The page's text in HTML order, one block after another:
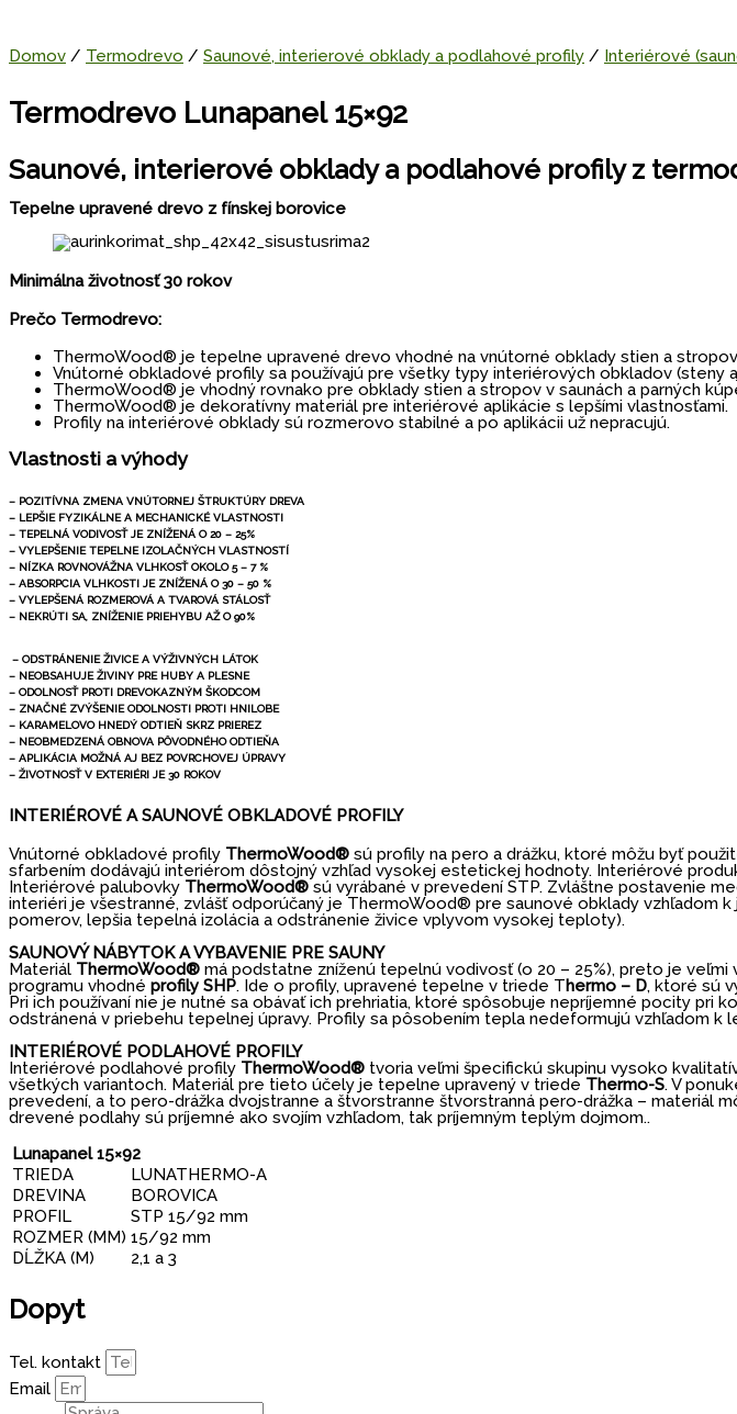
Domov / Termodrevo / Saunové, interierové obklady a podlahové profily / Interiérové
Termodrevo Lunapanel 15×92
Saunové, interierové obklady a podlahové profily z
Tepelne upravené drevo z fínskej borovice
Minimálna životnosť 30 rokov
Prečo Termodrevo:
ThermoWood® je tepelne upravené drevo vhodné na vnútorné obklady stien a
Vnútorné obkladové profily sa používajú pre všetky typy interiérových obkladov (steny
ThermoWood® je vhodný rovnako pre obklady stien a stropov v saunách a parných
ThermoWood® je dekoratívny materiál pre interiérové aplikácie s lepšími vlastnosťami.
Profily na interiérové obklady sú rozmerovo stabilné a po aplikácii už nepracujú.
Vlastnosti a výhody
– POZITÍVNA ZMENA VNÚTORNEJ ŠTRUKTÚRY DREVA
– LEPŠIE FYZIKÁLNE A MECHANICKÉ VLASTNOSTI
– TEPELNÁ VODIVOSŤ JE ZNÍŽENÁ O 20 – 25%
– VYLEPŠENIE TEPELNE IZOLAČNÝCH VLASTNOSTÍ
– NÍZKA ROVNOVÁŽNA VLHKOSŤ OKOLO 5 – 7 %
– ABSORPCIA VLHKOSTI JE ZNÍŽENÁ O 30 – 50 %
– VYLEPŠENÁ ROZMEROVÁ A TVAROVÁ STÁLOSŤ
– NEKRÚTI SA, ZNÍŽENIE PRIEHYBU AŽ O 90%
– ODSTRÁNENIE ŽIVICE A VÝŽIVNÝCH LÁTOK
– NEOBSAHUJE ŽIVINY PRE HUBY A PLESNE
– ODOLNOSŤ PROTI DREVOKAZNÝM ŠKODCOM
– ZNAČNÉ ZVÝŠENIE ODOLNOSTI PROTI HNILOBE
– KARAMELOVO HNEDÝ ODTIEŇ SKRZ PRIEREZ
– NEOBMEDZENÁ OBNOVA PÔVODNÉHO ODTIEŇA
– APLIKÁCIA MOŽNÁ AJ BEZ POVRCHOVEJ ÚPRAVY
– ŽIVOTNOSŤ V EXTERIÉRI JE 30 ROKOV
INTERIÉROVÉ A SAUNOVÉ OBKLADOVÉ PROFILY
Vnútorné obkladové profily ThermoWood® sú profily na pero a drážku, ktoré môžu byť
sfarbením dodávajú interiérom dôstojný vzhľad vysokej estetickej hodnoty. Interiérové
Interiérové palubovky ThermoWood® sú vyrábané v prevedení STP. Zvláštne postavenie
interiéri je všestranné, zvlášť odporúčaný je ThermoWood® pre saunové obklady vzhľadom
pomerov, lepšia tepelná izolácia a odstránenie živice vplyvom vysokej teploty).
SAUNOVÝ NÁBYTOK A VYBAVENIE PRE SAUNY
Materiál ThermoWood® má podstatne zníženú tepelnú vodivosť (o 20 – 25%), preto je
programu vhodné profily SHP. Ide o profily, upravené tepelne v triede Thermo – D, ktoré sú
Pri ich používaní nie je nutné sa obávať ich prehriatia, ktoré spôsobuje nepríjemné pocity pri
odstránená v priebehu tepelnej úpravy. Profily sa pôsobením tepla nedeformujú vzhľadom
INTERIÉROVÉ PODLAHOVÉ PROFILY
Interiérové podlahové profily ThermoWood® tvoria veľmi špecifickú skupinu vysoko
všetkých variantoch. Materiál pre tieto účely je tepelne upravený v triede Thermo-S. V
prevedení, a to pero-drážka dvojstranne a štvorstranne štvorstranná pero-drážka –
drevené podlahy sú príjemné ako svojím vzhľadom, tak príjemným teplým dojmom..
Lunapanel 15×92
TRIEDA
LUNATHERMO-A
DREVINA
BOROVICA
PROFIL
STP 15/92 mm
ROZMER (MM) 15/92 mm
DĹŽKA (M)
2,1 a 3
Dopyt
Tel. kontakt
Email